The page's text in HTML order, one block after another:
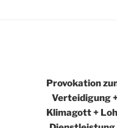
Provokation
Verteidigung
Klimagott +